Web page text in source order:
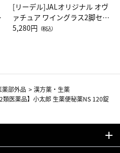
[リーデル]JALオリジナル オヴ
ァチュア ワイングラス2脚セッ
ト（レッドワイン）
5,280円 （税込）
薬部外品 >漢方薬・生薬
2類医薬品】小太郎 生薬便秘薬NS 120錠